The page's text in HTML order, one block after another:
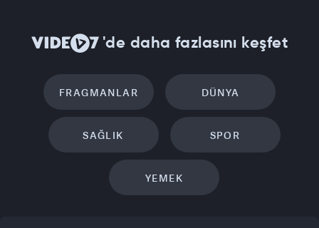
'de daha fazlasını keşfet
FRAGMANLAR DÜNYA
SAĞLIK SPOR
YEMEK